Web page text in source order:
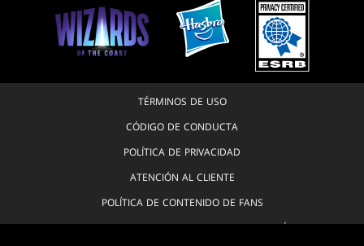
TÉRMINOS DE USO
CÓDIGO DE CONDUCTA
POLÍTICA DE PRIVACIDAD
ATENCIÓN AL CLIENTE
POLÍTICA DE CONTENIDO DE FANS
NO QUIERO QUE SE VENDA NI COMPARTA MI INFORMACIÓN PERSONAL.